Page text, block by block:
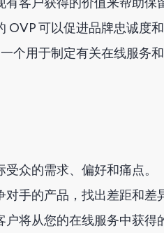
OVP 可以促进品牌忠诚度和
个用于制定有关在线服务
受众的需求、偏好和痛点。
对手的产品，找出差距和差
户将从您的在线服务中获得